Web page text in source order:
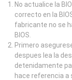
No actualice la
correcto en la
fabricante no se
BIOS.
Primero
despues lea la
detenidamente
hace referencia a